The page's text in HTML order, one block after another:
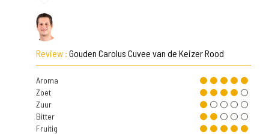
Review : Gouden Carolus Cuvee van de Keizer Rood
Aroma
Zoet
Zuur
Bitter
Fruitig